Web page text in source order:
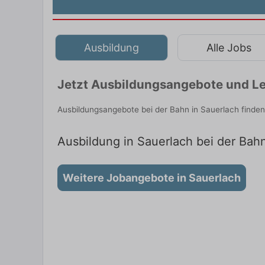
Ausbildung Alle Jobs
Jetzt Ausbildungsangebote und
Ausbildungsangebote bei der Bahn in Sauerlach
Ausbildung in Sauerlach bei der
Weitere Jobangebote in Sauerlach